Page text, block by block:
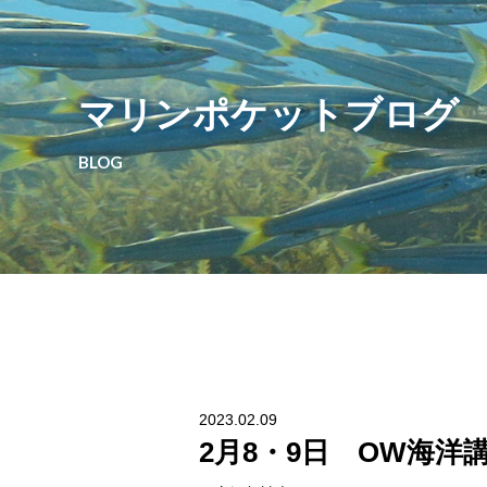
マリンポケットブログ
BLOG
2023.02.09
2月8・9日 OW海洋